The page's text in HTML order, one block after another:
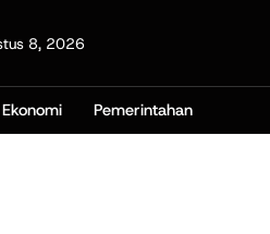
8, 2026
Ekonomi Pemerintahan